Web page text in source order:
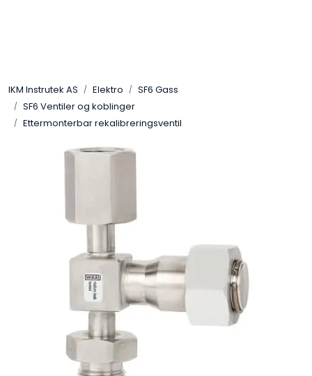
IKM Instrutek AS Elektro
SF6 Gass
SF6 Ventiler og koblinger
Ettermonterbar rekalibreringsventil
Elektro
Miljø og sikkerhet
Undervisning